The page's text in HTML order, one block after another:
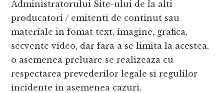
Administratorului Site-ului de la alti
producatori / emitenti de continut sau
materiale in fomat text, imagine, grafica,
secvente video, dar fara a se limita la acestea,
o asemenea preluare se realizeaza cu
respectarea prevederilor legale si regulilor
incidente in asemenea cazuri.